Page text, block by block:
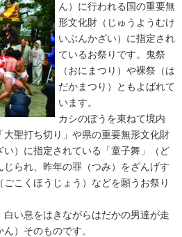
ん）に行われる国の重要無
形文化財（じゅうようむけ
いぶんかざい）に指定され
ているお祭りです。鬼祭
（おにまつり）や裸祭（は
だかまつり）ともよばれて
います。
カシのぼうを束ねて境内
大聖打ち切り」や県の重要無形文化財
い）に指定されている「童子舞」（ど
られ、昨年の罪（つみ）をざんげす
こくほうじょう）などを願うお祭り
い息をはきながらはだかの男達が走
）そのものです。